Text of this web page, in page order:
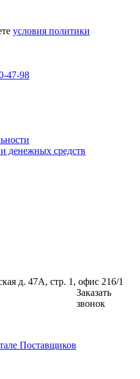
условия политики
47-98
денежных средств
д. 47А, стр. 1, офис 216/1
Заказать
звонок